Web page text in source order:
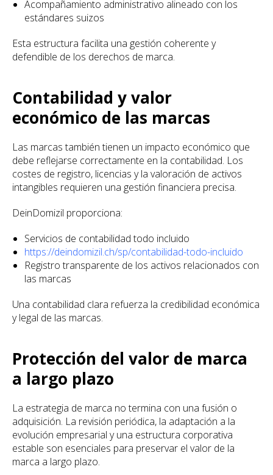
Acompañamiento administrativo alineado con los
estándares suizos
Esta estructura facilita una gestión coherente y
defendible de los derechos de marca.
Contabilidad y valor
económico de las marcas
Las marcas también tienen un impacto económico que
debe reflejarse correctamente en la contabilidad. Los
costes de registro, licencias y la valoración de activos
intangibles requieren una gestión financiera precisa.
DeinDomizil proporciona:
Servicios de contabilidad todo incluido
https://deindomizil.ch/sp/contabilidad-todo-incluido
Registro transparente de los activos relacionados con
las marcas
Una contabilidad clara refuerza la credibilidad económica
y legal de las marcas.
Protección del valor de marca
a largo plazo
La estrategia de marca no termina con una fusión o
adquisición. La revisión periódica, la adaptación a la
evolución empresarial y una estructura corporativa
estable son esenciales para preservar el valor de la
marca a largo plazo.